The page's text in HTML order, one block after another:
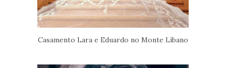
Casamento Lara e Eduardo no Monte Líbano